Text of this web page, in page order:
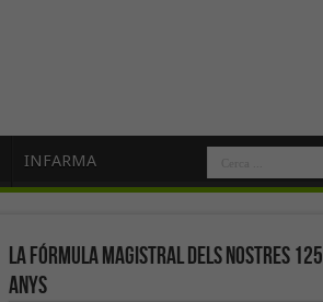
INFARMA
La fórmula magistral dels nostres 125
anys